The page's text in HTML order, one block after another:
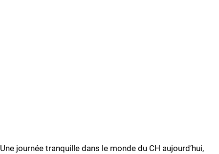
Une journée tranquille dans le monde du CH aujourd’hui,